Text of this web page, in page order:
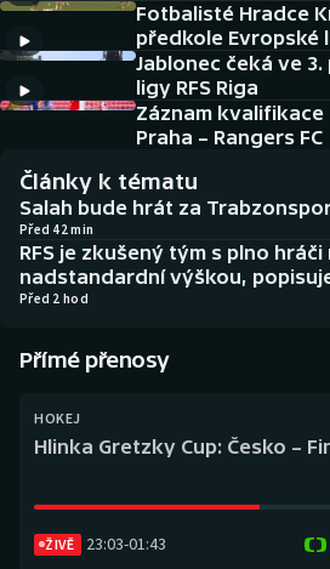
Americký fotbal
Baseball a softbal
Biatlon
Boby a skeleton
Curling
Dostihy
Futsal
NEPŘEHLÉDNĚTE
Historické návraty
Aplikace ČT sport
AZ kvíz
Fotbalisté Hradce
předkole Evropské
Jablonec čeká ve
ligy RFS Riga
Záznam
Praha – Rangers FC
Články k tématu
Salah bude hrát za
Před 42 min
RFS je zkušený tým s plno
nadstandardní výškou,
Před 2 hod
Přímé přenosy
HOKEJ
Hlinka Gretzky Cup: Česko –
ŽIVĚ 23:03-01:43